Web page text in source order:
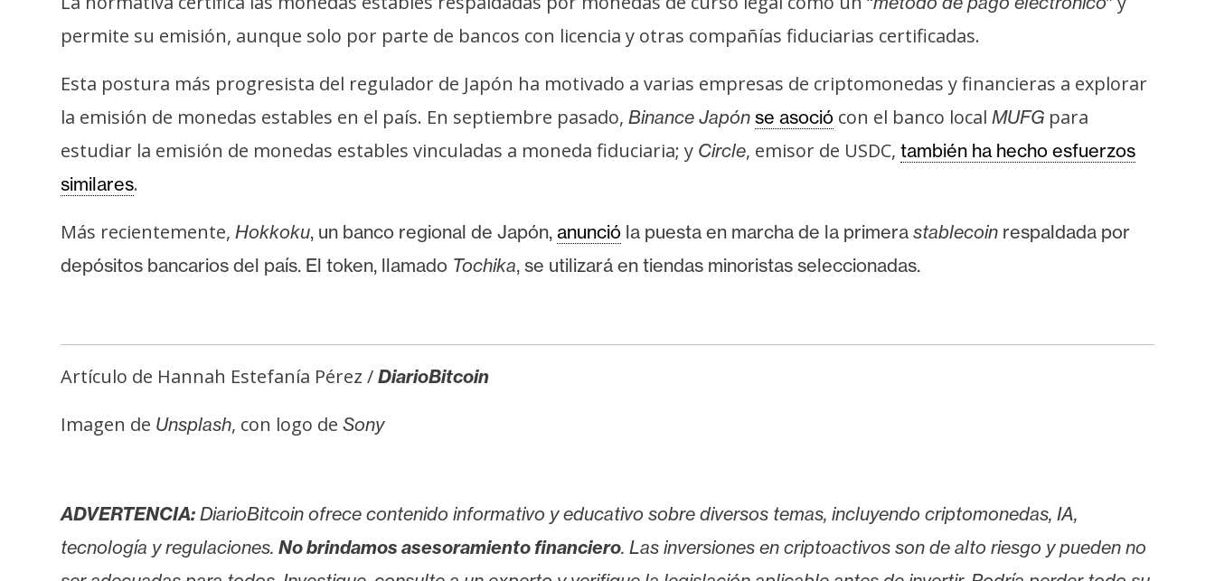
permite su emisión, aunque solo por parte de bancos con licencia y otras compañías fiduciarias certificadas.
Esta postura más progresista del regulador de Japón ha motivado a varias empresas de criptomonedas y financieras a explorar
la emisión de monedas estables en el país. En septiembre pasado, Binance Japón se asoció con el banco local MUFG para
estudiar la emisión de monedas estables vinculadas a moneda fiduciaria; y Circle, emisor de USDC, también ha hecho esfuerzos
similares.
Más recientemente, Hokkoku, un banco regional de Japón, anunció la puesta en marcha de la primera stablecoin respaldada por
depósitos bancarios del país. El token, llamado Tochika, se utilizará en tiendas minoristas seleccionadas.
Artículo de Hannah Estefanía Pérez / DiarioBitcoin
Imagen de Unsplash, con logo de Sony
ADVERTENCIA: DiarioBitcoin ofrece contenido informativo y educativo sobre diversos temas, incluyendo criptomonedas, IA,
tecnología y regulaciones. No brindamos asesoramiento financiero. Las inversiones en criptoactivos son de alto riesgo y pueden no